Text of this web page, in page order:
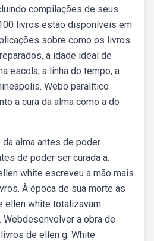
compilações de seus
livros estão disponíveis em
sobre como os livros
a idade ideal de
escola, a linha do tempo, a
Webo paralítico
a cura da alma como a do
alma antes de poder
de poder ser curada a.
white escreveu a mão mais
À época de sua morte as
ellen white totalizavam
a obra de
de ellen g. White